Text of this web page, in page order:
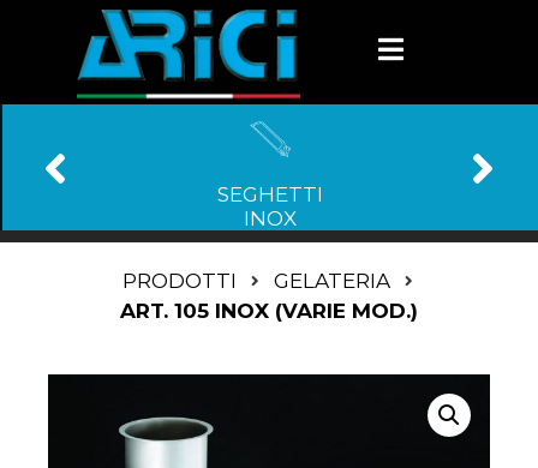
SEGHETTI
INOX
PRODOTTI
GELATERIA
ART. 105 INOX (VARIE MOD.)